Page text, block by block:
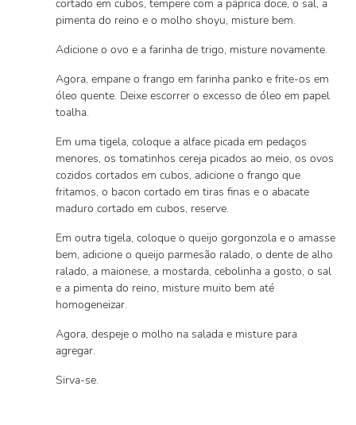
cortado em cubos, tempere com a páprica doce, o sal, a
pimenta do reino e o molho shoyu, misture bem.
Adicione o ovo e a farinha de trigo, misture novamente.
Agora, empane o frango em farinha panko e frite-os em
óleo quente. Deixe escorrer o excesso de óleo em papel
toalha.
Em uma tigela, coloque a alface picada em pedaços
menores, os tomatinhos cereja picados ao meio, os ovos
cozidos cortados em cubos, adicione o frango que
fritamos, o bacon cortado em tiras finas e o abacate
maduro cortado em cubos, reserve.
Em outra tigela, coloque o queijo gorgonzola e o amasse
bem, adicione o queijo parmesão ralado, o dente de alho
ralado, a maionese, a mostarda, cebolinha a gosto, o sal
e a pimenta do reino, misture muito bem até
homogeneizar.
Agora, despeje o molho na salada e misture para
agregar.
Sirva-se.